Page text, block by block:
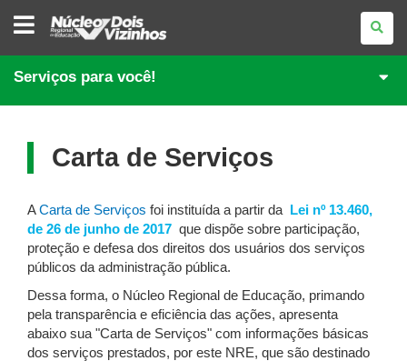
NÚCLEO
REGIONAL
EDUCAÇÃO
DE
DOIS
Serviços para você!
Carta de Serviços
ACarta de Serviços foi instituída a partir da
Lei nº 13.460,
de 26 de junho de 2017 que dispõe sobre participação,
proteção e defesa dos direitos dos usuários dos serviços
públicos da administração pública.
Dessa forma, o Núcleo Regional de Educação, primando
pela transparência e eficiência das ações, apresenta
abaixo sua "Carta de Serviços" com informações básicas
dos serviços prestados, por este NRE, que são destinado